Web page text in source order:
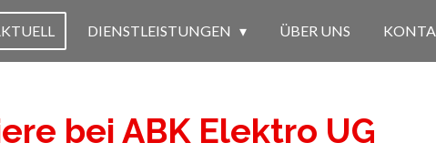
DIENSTLEISTUNGEN ÜBER UNS
bei ABK Elektro UG